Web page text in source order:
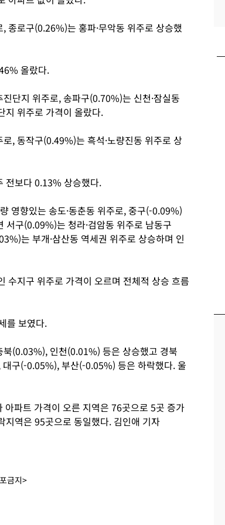
종로구(0.26%)는 홍파·무악동 위주로 상승했
올랐다.
단지 위주로, 송파구(0.70%)는 신천·잠실동
지 위주로 가격이 올랐다.
, 동작구(0.49%)는 흑석·노량진동 위주로 상
전보다 0.13% 상승했다.
영향있는 송도·동춘동 위주로, 중구(-0.09%)
서구(0.09%)는 청라·검암동 위주로 남동구
는 부개·삼산동 역세권 위주로 상승하며 인
수지구 위주로 가격이 오르며 전체적 상승 흐름
를 보였다.
(0.03%), 인천(0.01%) 등은 상승했고 경북
구(-0.05%), 부산(-0.05%) 등은 하락했다. 울
파트 가격이 오른 지역은 76곳으로 5곳 증가
역은 95곳으로 동일했다. 김인애 기자
금지>